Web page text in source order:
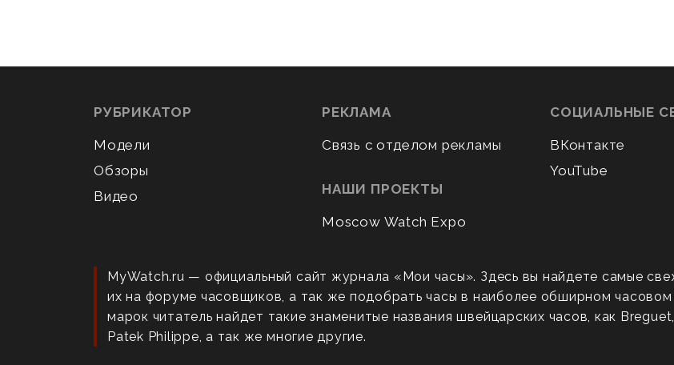
РУБРИКАТОР
Модели
Обзоры
Видео
РЕКЛАМА
Связь с отделом рекламы
НАШИ ПРОЕКТЫ
Moscow Watch Expo
СОЦИАЛЬНЫЕ
ВКонтакте
YouTube
MyWatch.ru — официальный сайт журнала «Мои часы». Здесь вы найдете самые
их на форуме часовщиков, а так же подобрать часы в наиболее обширном
марок читатель найдет такие знаменитые названия швейцарских часов, как
Patek Philippe, а так же многие другие.